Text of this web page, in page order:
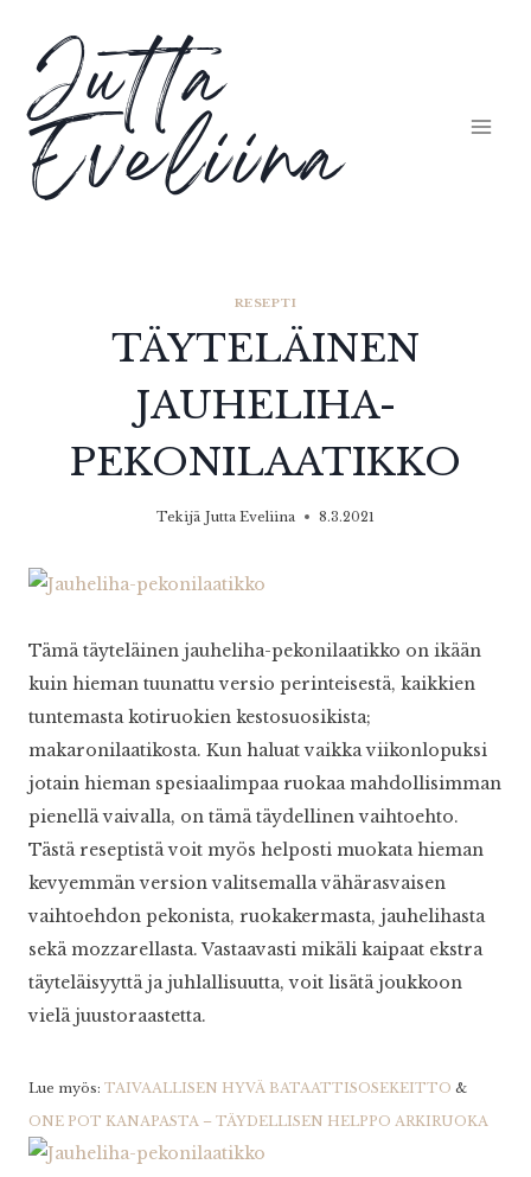
sisältöön
Jutta
Eveliina
RESEPTI
TÄYTELÄINEN
JAUHELIHA-
PEKONILAATIKKO
Tekijä Jutta Eveliina 8.3.2021
Tämä täyteläinen jauheliha-pekonilaatikko on ikään
kuin hieman tuunattu versio perinteisestä, kaikkien
tuntemasta kotiruokien kestosuosikista;
makaronilaatikosta. Kun haluat vaikka viikonlopuksi
jotain hieman spesiaalimpaa ruokaa mahdollisimman
pienellä vaivalla, on tämä täydellinen vaihtoehto.
Tästä reseptistä voit myös helposti muokata hieman
kevyemmän version valitsemalla vähärasvaisen
vaihtoehdon pekonista, ruokakermasta, jauhelihasta
sekä mozzarellasta. Vastaavasti mikäli kaipaat ekstra
täyteläisyyttä ja juhlallisuutta, voit lisätä joukkoon
vielä juustoraastetta.
Lue myös: TAIVAALLISEN HYVÄ BATAATTISOSEKEITTO &
ONE POT KANAPASTA – TÄYDELLISEN HELPPO ARKIRUOKA